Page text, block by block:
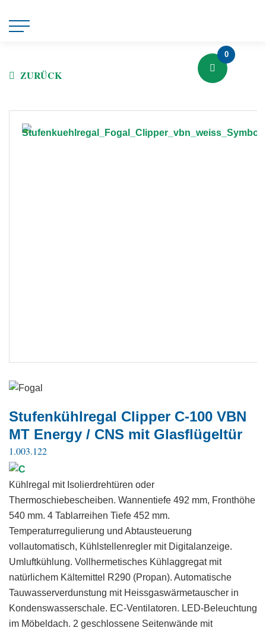
0
ZURÜCK
Stufenkühlregal Clipper C-100 VBN
MT Energy / CNS mit Glasflügeltür
1.003.122
Kühlregal mit Isolierdrehtüren oder
Thermoschiebescheiben. Wannentiefe 492 mm, Fronthöhe
540 mm. 4 Tablarreihen Tiefe 452 mm.
Temperaturregulierung und Abtausteuerung
vollautomatisch, Kühlstellenregler mit Digitalanzeige.
Umluftkühlung. Vollhermetisches Kühlaggregat mit
natürlichem Kältemittel R290 (Propan). Automatische
Tauwasserverdunstung mit Heissgaswärmetauscher in
Kondenswasserschale. EC-Ventilatoren. LED-Beleuchtung
im Möbeldach. 2 geschlossene Seitenwände mit